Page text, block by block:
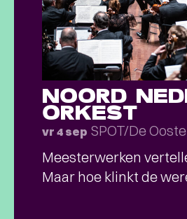
NOORD
ORKEST
vr 4 sep SPOT/De
Meesterwerken
Maar hoe klinkt de